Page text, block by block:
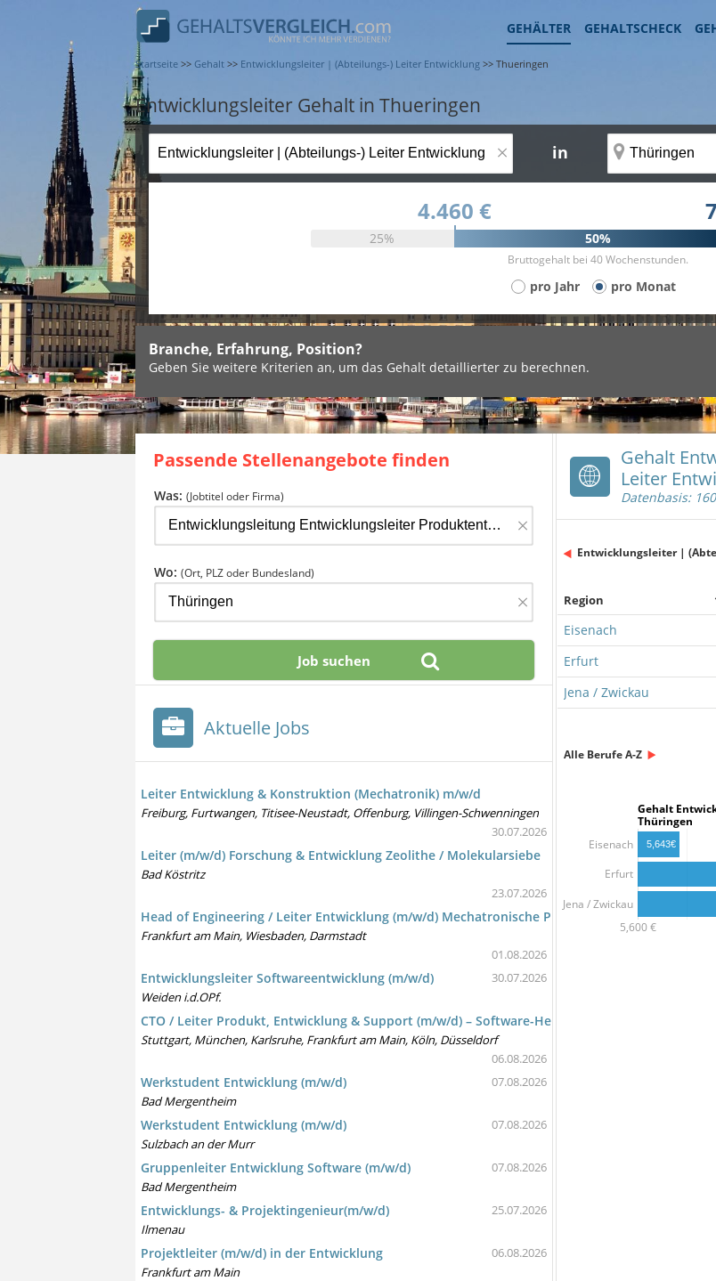
GEHÄLTER GEHALTSCHECK
Startseite >> Gehalt >> Entwicklungsleiter | (Abteilungs-) Leiter Entwicklung >> Thueringen
Entwicklungsleiter Gehalt in Thueringen
× in
4.460 €
25% 50%
Bruttogehalt bei 40 Wochenstunden.
pro Jahr pro Monat
Branche, Erfahrung, Position?
Geben Sie weitere Kriterien an, um das Gehalt detaillierter zu berechnen.
Gehalt
Leiter
Datenbasis:
Entwicklungsleiter |
Region
Eisenach
Erfurt
Jena / Zwickau
Alle Berufe A-Z
Gehalt
Thüringen
5,600 €
Eisenach
Erfurt
Jena / Zwickau
5,643€
Passende Stellenangebote finden
Was: (Jobtitel oder Firma)
×
Wo: (Ort, PLZ oder Bundesland)
×
Aktuelle Jobs
Leiter Entwicklung & Konstruktion (Mechatronik) m/w/d
Freiburg, Furtwangen, Titisee-Neustadt, Offenburg, Villingen-Schwenningen
30.07.2026
Leiter (m/w/d) Forschung & Entwicklung Zeolithe / Molekularsiebe
Bad Köstritz
23.07.2026
Head of Engineering / Leiter Entwicklung (m/w/d) Mechatronische Präzisionssysteme
Frankfurt am Main, Wiesbaden, Darmstadt
01.08.2026
Entwicklungsleiter Softwareentwicklung (m/w/d)
Weiden i.d.OPf.
30.07.2026
CTO / Leiter Produkt, Entwicklung & Support (m/w/d) – Software-Hersteller
Stuttgart, München, Karlsruhe, Frankfurt am Main, Köln, Düsseldorf
06.08.2026
Werkstudent Entwicklung (m/w/d)
Bad Mergentheim
07.08.2026
Werkstudent Entwicklung (m/w/d)
Sulzbach an der Murr
07.08.2026
Gruppenleiter Entwicklung Software (m/w/d)
Bad Mergentheim
07.08.2026
Entwicklungs- & Projektingenieur(m/w/d)
Ilmenau
25.07.2026
Projektleiter (m/w/d) in der Entwicklung
Frankfurt am Main
06.08.2026